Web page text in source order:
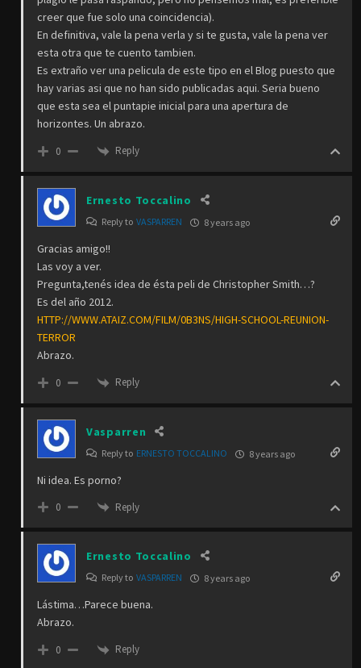
creer que fue solo una coincidencia).
En definitiva, vale la pena verla y si te gusta, vale la pena ver
esta otra que te cuento tambien.
Es extraño ver una pelicula de este tipo en el Blog puesto que
hay varias asi que no han sido publicadas aqui. Seria bueno
que esta sea el puntapie inicial para una apertura de
horizontes. Un abrazo.
0 Reply
Ernesto Toccalino
Reply to VASPARREN 8 years ago
Gracias amigo!!
Las voy a ver.
Pregunta,tenés idea de ésta peli de Christopher Smith…?
Es del año 2012.
HTTP://WWW.ATAIZ.COM/FILM/0B3NS/HIGH-SCHOOL-REUNION-
TERROR
Abrazo.
0 Reply
Vasparren
Reply to ERNESTO TOCCALINO 8 years ago
Ni idea. Es porno?
0 Reply
Ernesto Toccalino
Reply to VASPARREN 8 years ago
Lástima…Parece buena.
Abrazo.
0 Reply